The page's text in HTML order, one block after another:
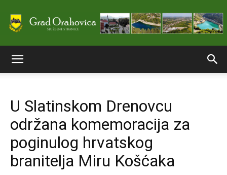
stranice
Grada
U Slatinskom Drenovcu
održana komemoracija za
poginulog hrvatskog
branitelja Miru Košćaka